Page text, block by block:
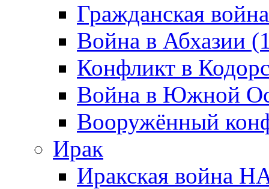
Гражданская
Война в Абхазии
Конфликт в
Война в Южной
Вооружённый
Ирак
Иракская война